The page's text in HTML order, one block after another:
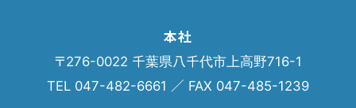
本社
〒276-0022 千葉県八千代市上高野716-1
TEL 047-482-6661 ／ FAX 047-485-1239